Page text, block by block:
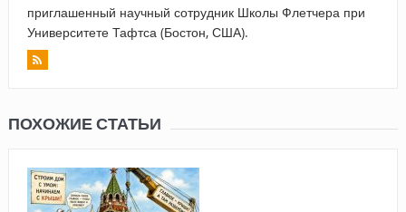
приглашенный научный сотрудник Школы Флетчера при
Университете Тафтса (Бостон, США).
ПОХОЖИЕ СТАТЬИ